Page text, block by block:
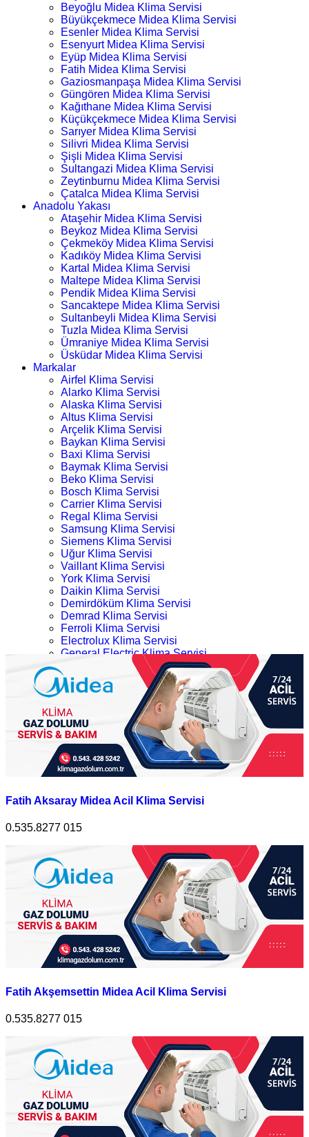
Beyoğlu Midea Klima Servisi
Büyükçekmece Midea Klima Servisi
Esenler Midea Klima Servisi
Esenyurt Midea Klima Servisi
Eyüp Midea Klima Servisi
Fatih Midea Klima Servisi
Gaziosmanpaşa Midea Klima Servisi
Güngören Midea Klima Servisi
Kağıthane Midea Klima Servisi
Küçükçekmece Midea Klima Servisi
Sarıyer Midea Klima Servisi
Silivri Midea Klima Servisi
Şişli Midea Klima Servisi
Sultangazi Midea Klima Servisi
Zeytinburnu Midea Klima Servisi
Çatalca Midea Klima Servisi
Anadolu Yakası
Ataşehir Midea Klima Servisi
Beykoz Midea Klima Servisi
Çekmeköy Midea Klima Servisi
Kadıköy Midea Klima Servisi
Kartal Midea Klima Servisi
Maltepe Midea Klima Servisi
Pendik Midea Klima Servisi
Sancaktepe Midea Klima Servisi
Sultanbeyli Midea Klima Servisi
Tuzla Midea Klima Servisi
Ümraniye Midea Klima Servisi
Üsküdar Midea Klima Servisi
Markalar
Airfel Klima Servisi
Alarko Klima Servisi
Alaska Klima Servisi
Altus Klima Servisi
Arçelik Klima Servisi
Baykan Klima Servisi
Baxi Klima Servisi
Baymak Klima Servisi
Beko Klima Servisi
Bosch Klima Servisi
Carrier Klima Servisi
Regal Klima Servisi
Samsung Klima Servisi
Siemens Klima Servisi
Uğur Klima Servisi
Vaillant Klima Servisi
York Klima Servisi
Daikin Klima Servisi
Demirdöküm Klima Servisi
Demrad Klima Servisi
Ferroli Klima Servisi
Electrolux Klima Servisi
General Electric Klima Servisi
LG Klima Servisi
Midea Klima Servisi
Mitsubishi Klima Servisi
Profilo Klima Servisi
İletişim
Fatih Acil 724 Midea Klima Servisi
Ana Sayfa
Kategoriler
Fatih Acil 724 Midea Klima Servisi
Fatih Aksaray Midea Acil Klima Servisi
0.535.8277 015
Fatih Akşemsettin Midea Acil Klima Servisi
0.535.8277 015